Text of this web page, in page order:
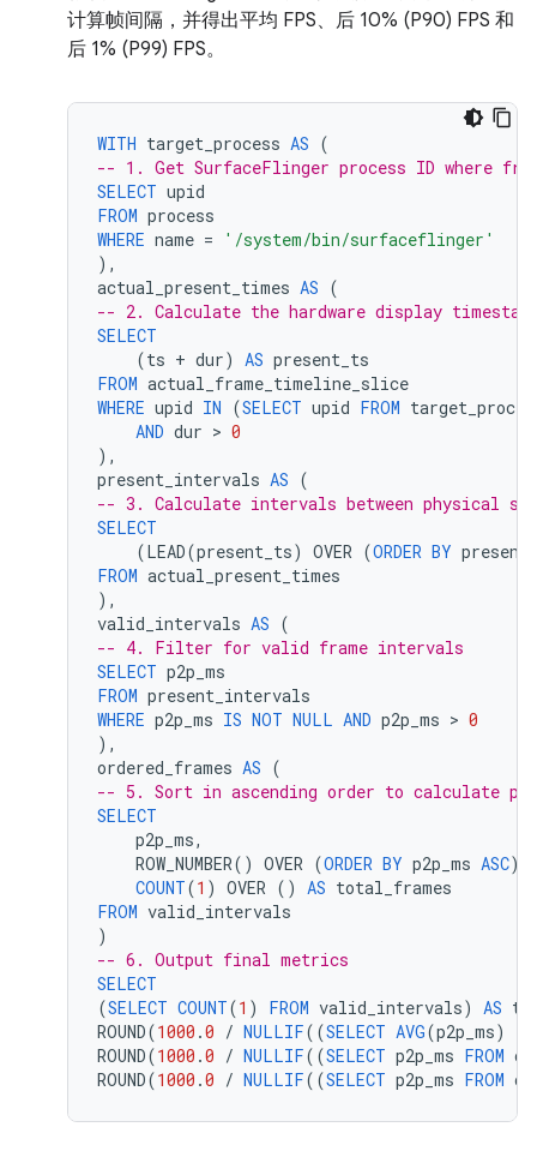
计算帧间隔，并得出平均 FPS、后 10% (P90) FPS 和
后 1% (P99) FPS。
WITH target_process AS (
-- 1. Get SurfaceFlinger process ID where
SELECT upid
FROM process
WHERE name =
'/system/bin/surfaceflinger'
),
actual_present_times AS (
-- 2. Calculate the hardware display
SELECT
(ts + dur) AS present_ts
FROM actual_frame_timeline_slice
WHERE upid IN (SELECT upid FROM
AND dur > 0
),
present_intervals AS (
-- 3. Calculate intervals between physical
SELECT
(LEAD(present_ts) OVER (ORDER BY
FROM actual_present_times
),
valid_intervals AS (
-- 4. Filter for valid frame intervals
SELECT p2p_ms
FROM present_intervals
WHERE p2p_ms IS NOT NULL AND p2p_ms > 0
),
ordered_frames AS (
-- 5. Sort in ascending order to calculate
SELECT
p2p_ms,
ROW_NUMBER() OVER (ORDER BY p2p_ms ASC)
COUNT(1 ) OVER () AS total_frames
FROM valid_intervals
)
-- 6. Output final metrics
SELECT
(SELECT COUNT(1 ) FROM valid_intervals) AS
ROUND(1000 .0 / NULLIF((SELECT AVG(p2p_ms)
ROUND(1000 .0 / NULLIF((SELECT p2p_ms FROM
ROUND(1000 .0 / NULLIF((SELECT p2p_ms FROM